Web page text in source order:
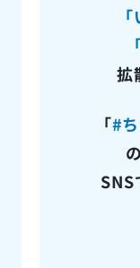
拡
「#
SNS